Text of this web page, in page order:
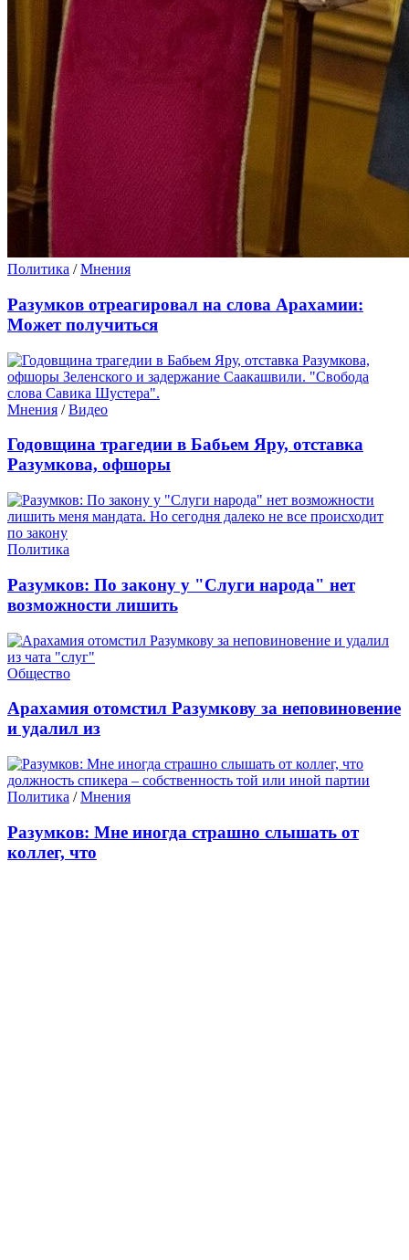
Политика /Мнения
Разумков отреагировал на слова Арахамии:
Может получиться
Мнения /Видео
Годовщина трагедии в Бабьем Яру, отставка
Разумкова, офшоры
Политика
Разумков: По закону у "Слуги народа" нет
возможности лишить
Общество
Арахамия отомстил Разумкову за неповиновение
и удалил из
Политика /Мнения
Разумков: Мне иногда страшно слышать от
коллег, что